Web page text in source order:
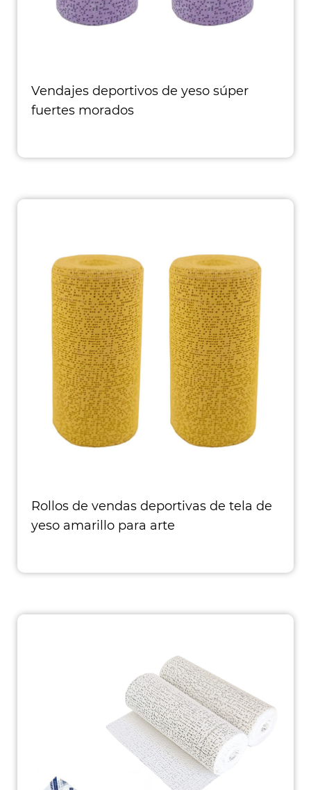
Vendajes deportivos de yeso súper
fuertes morados
Rollos de vendas deportivas de tela de
yeso amarillo para arte